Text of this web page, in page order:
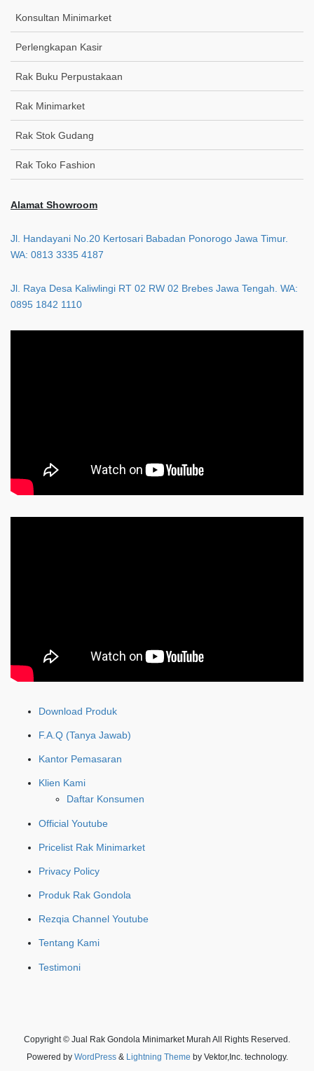
Konsultan Minimarket
Perlengkapan Kasir
Rak Buku Perpustakaan
Rak Minimarket
Rak Stok Gudang
Rak Toko Fashion
Alamat Showroom
Jl. Handayani No.20 Kertosari Babadan Ponorogo Jawa Timur.
WA: 0813 3335 4187
Jl. Raya Desa Kaliwlingi RT 02 RW 02 Brebes Jawa Tengah. WA:
0895 1842 1110
Download Produk
F.A.Q (Tanya Jawab)
Kantor Pemasaran
Klien Kami
Daftar Konsumen
Official Youtube
Pricelist Rak Minimarket
Privacy Policy
Produk Rak Gondola
Rezqia Channel Youtube
Tentang Kami
Testimoni
Copyright © Jual Rak Gondola Minimarket Murah All Rights Reserved.
Powered by WordPress& Lightning Theme by Vektor,Inc. technology.